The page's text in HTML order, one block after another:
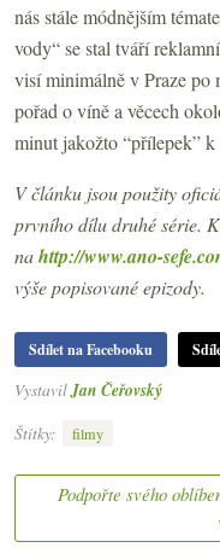
nás stále módnějším
vody“ se stal tváří
visí minimálně v Praze po
pořad o víně a věcech
minut jakožto “přílepek”
V článku jsou použity
prvního dílu druhé série.
nahttp://www.ano-
výše popisované epizody.
Sdílet na Facebooku
Vystavil Jan Čeřovský
Štítky:
filmy
Podpořte svého